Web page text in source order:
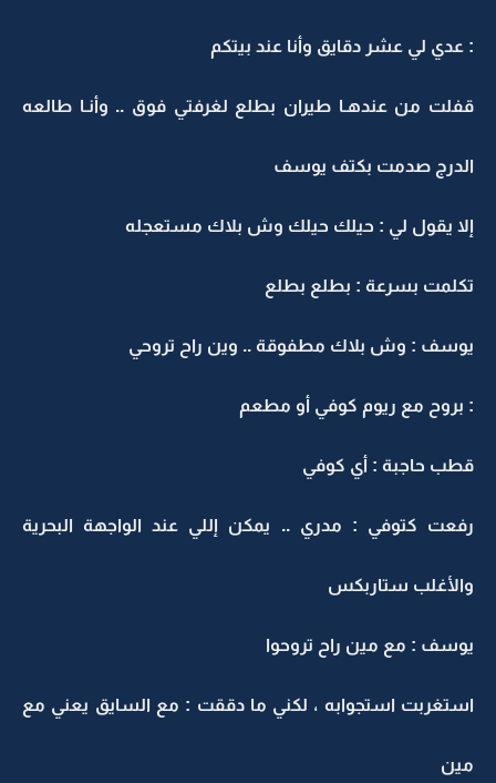
: عدي لي عشر دقايق وأنا عند بيتكم
قفلت من عندهـا طيران بطلع لغرفتي فوق .. وأنـا طالعه
الدرج صدمت بكتف يوسف
إلا يقول لي : حيلك حيلك وش بلاك مستعجله
تكلمت بسرعة : بطلع بطلع
يوسف : وش بلاك مطفوقة .. وين راح تروحي
: بروح مع ريوم كوفي أو مطعم
قطب حاجبة : أي كوفي
رفعت كتوفي : مدري .. يمكن إللي عند الواجهة البحرية
والأغلب ستاربكس
يوسف : مع مين راح تروحوا
استغربت استجوابه ، لكني ما دققت : مع السايق يعني مع
مين